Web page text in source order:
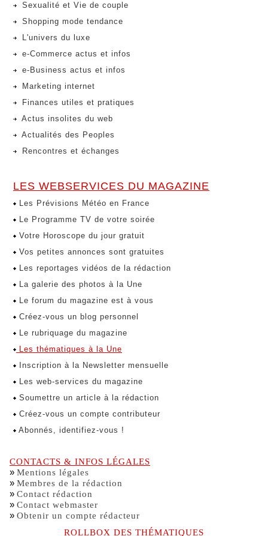
Sexualité et Vie de couple
Shopping mode tendance
L'univers du luxe
e-Commerce actus et infos
e-Business actus et infos
Marketing internet
Finances utiles et pratiques
Actus insolites du web
Actualités des Peoples
Rencontres et échanges
LES WEBSERVICES DU MAGAZINE
Les Prévisions Météo en France
Le Programme TV de votre soirée
Votre Horoscope du jour gratuit
Vos petites annonces sont gratuites
Les reportages vidéos de la rédaction
La galerie des photos à la Une
Le forum du magazine est à vous
Créez-vous un blog personnel
Le rubriquage du magazine
Les thématiques à la Une
Inscription à la Newsletter mensuelle
Les web-services du magazine
Soumettre un article à la rédaction
Créez-vous un compte contributeur
Abonnés, identifiez-vous !
CONTACTS & INFOS LÉGALES
» Mentions légales
» Membres de la rédaction
» Contact rédaction
» Contact webmaster
» Obtenir un compte rédacteur
ROLLBOX DES THÉMATIQUES